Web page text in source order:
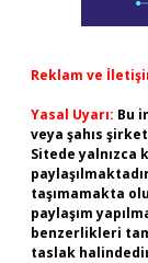
Reklam ve
Yasal Uyarı: Bu
veya şahıs
Sitede yalnızca
taşımamakta
paylaşım
benzerlikleri
taslak